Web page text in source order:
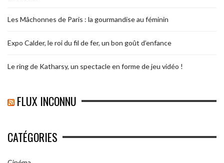
Les Mâchonnes de Paris : la gourmandise au féminin
Expo Calder, le roi du fil de fer, un bon goût d’enfance
Le ring de Katharsy, un spectacle en forme de jeu vidéo !
FLUX INCONNU
CATÉGORIES